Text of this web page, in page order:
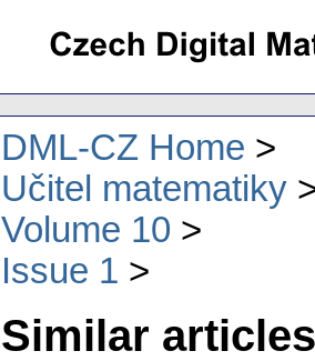
DML-CZ Home
Učitel matematiky
Volume 10
Issue 1
Similar